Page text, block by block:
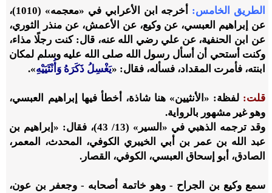
الطريق الخامس:
أخرجه ابن الأعرابي في «معجمه» (1010)،
عن إبراهيم العبسي، عن وكيع، عن الأعمش، عن منذر الثوري،
عن ابن الحنفية، عن علي رضي الله عنه، قال: كنت رجلًا مذاء،
وكنت أستحي أن أسأل رسول الله صلى الله عليه وسلم لمكان
ابنته، فأمرت المقداد، فسأله، فقال: «يَغْسِلُ ذَكَرَهُ وَأُنْثَيَيْهِ».
قلت:لفظة: «الأنثيين» هنا شاذة، أخطأ فيها إبراهيم العبسي،
وهو غير مشهور بالرواية.
وقد ترجمه الذهبي في «السير» (13/ 43)، فقال: «إبراهيم بن
عبد الله بن عمر بن أبي الخيبري الكوفي، المحدث، المعمر،
الصادق، أبو إسحاق العبسي، الكوفي، القصار.
سمع وكيع بن الجراح - وهو خاتمة أصحابه - وجعفر بن عون،